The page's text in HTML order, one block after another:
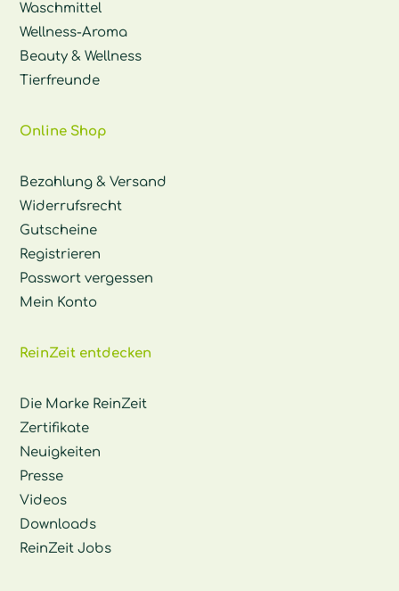
Waschmittel
Wellness-Aroma
Beauty & Wellness
Tierfreunde
Online Shop
Bezahlung & Versand
Widerrufsrecht
Gutscheine
Registrieren
Passwort vergessen
Mein Konto
ReinZeit entdecken
Die Marke ReinZeit
Zertifikate
Neuigkeiten
Presse
Videos
Downloads
ReinZeit Jobs